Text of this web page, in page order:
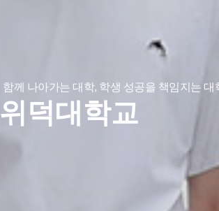
함께 나아가는 대학, 학생 성공을 책임지는 대
위덕대학교